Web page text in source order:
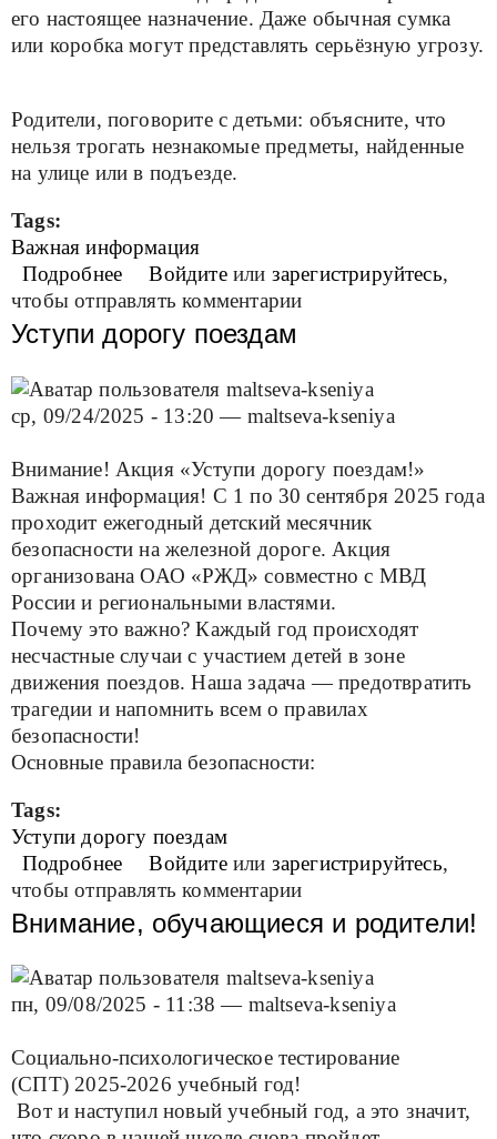
его настоящее назначение. Даже обычная сумка
или коробка могут представлять серьёзную угрозу.
Родители, поговорите с детьми: объясните, что
нельзя трогать незнакомые предметы, найденные
на улице или в подъезде.
Tags:
Важная информация
Подробнее о Важная информация
Войдитеили зарегистрируйтесь,
чтобы отправлять комментарии
Уступи дорогу поездам
ср, 09/24/2025 - 13:20 — maltseva-kseniya
Внимание! Акция «Уступи дорогу поездам!»
Важная информация! С 1 по 30 сентября 2025 года
проходит ежегодный детский месячник
безопасности на железной дороге. Акция
организована ОАО «РЖД» совместно с МВД
России и региональными властями.
Почему это важно? Каждый год происходят
несчастные случаи с участием детей в зоне
движения поездов. Наша задача — предотвратить
трагедии и напомнить всем о правилах
безопасности!
Основные правила безопасности:
Tags:
Уступи дорогу поездам
Подробнее о Уступи дорогу поездам
Войдитеили зарегистрируйтесь,
чтобы отправлять комментарии
Внимание, обучающиеся и родители!
пн, 09/08/2025 - 11:38 — maltseva-kseniya
Социально-психологическое тестирование
(СПТ) 2025-2026 учебный год!
Вот и наступил новый учебный год, а это значит,